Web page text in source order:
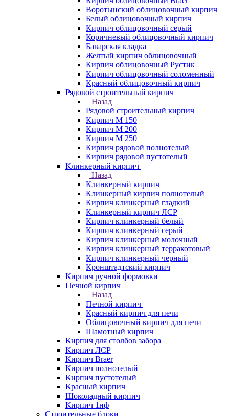
Воротынский облицовочный кирпич
Белый облицовочный кирпич
Кирпич облицовочный серый
Коричневый облицовочный кирпич
Баварская кладка
Желтый кирпич облицовочный
Кирпич облицовочный Рустик
Кирпич облицовочный соломенный
Красный облицовочный кирпич
Рядовой строительный кирпич
Назад
Рядовой строительный кирпич
Кирпич М 150
Кирпич М 200
Кирпич М 250
Кирпич рядовой полнотелый
Кирпич рядовой пустотелый
Клинкерный кирпич
Назад
Клинкерный кирпич
Клинкерный кирпич полнотелый
Кирпич клинкерный гладкий
Клинкерный кирпич ЛСР
Кирпич клинкерный белый
Кирпич клинкерный серый
Кирпич клинкерный молочный
Кирпич клинкерный терракотовый
Кирпич клинкерный черный
Кронштадтский кирпич
Кирпич ручной формовки
Печной кирпич
Назад
Печной кирпич
Красный кирпич для печи
Облицовочный кирпич для печи
Шамотный кирпич
Кирпич для столбов забора
Кирпич ЛСР
Кирпич Braer
Кирпич полнотелый
Кирпич пустотелый
Красный кирпич
Шоколадный кирпич
Кирпич 1нф
Строительные блоки